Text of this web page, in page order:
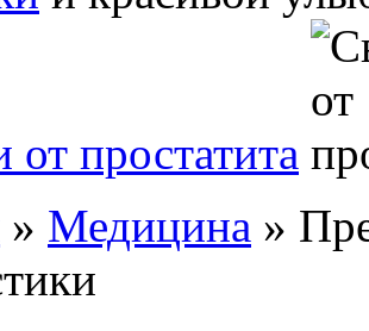
от простатита
» Медицина »